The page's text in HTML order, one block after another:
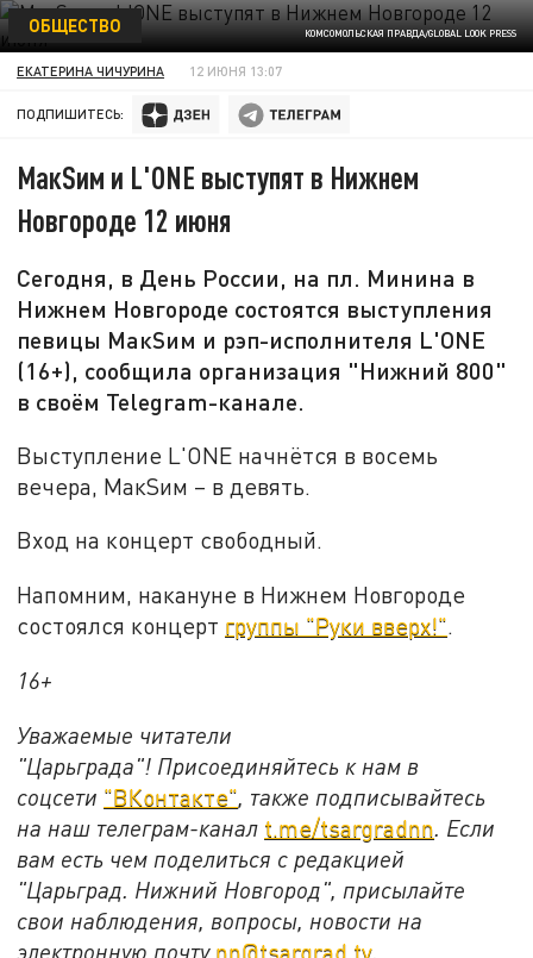
КОМСОМОЛЬСКАЯ ПРАВДА/GLOBAL LOOK PRESS
ОБЩЕСТВО
ЕКАТЕРИНА ЧИЧУРИНА 12 ИЮНЯ 13:07
ПОДПИШИТЕСЬ:
MaкSим и L'ONE выступят в Нижнем
Новгороде 12 июня
Сегодня, в День России, на пл. Минина в
Нижнем Новгороде состоятся выступления
певицы MaкSим и рэп-исполнителя L'ONE
(16+), сообщила организация "Нижний 800"
в своём Telegram-канале.
Выступление L'ONE начнётся в восемь
вечера, MaкSим – в девять.
Вход на концерт свободный.
Напомним, накануне в Нижнем Новгороде
состоялся концерт группы "Руки вверх!".
16+
Уважаемые читатели
"Царьграда"! Присоединяйтесь к нам в
соцсети "ВКонтакте" , также подписывайтесь
на наш телеграм-канал t.me/tsargradnn . Если
вам есть чем поделиться с редакцией
"Царьград. Нижний Новгород", присылайте
свои наблюдения, вопросы, новости на
электронную почту nn@tsargrad.tv